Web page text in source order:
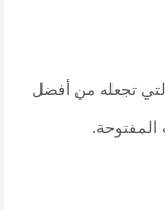
تجعله من أفضل
المفتوحة.